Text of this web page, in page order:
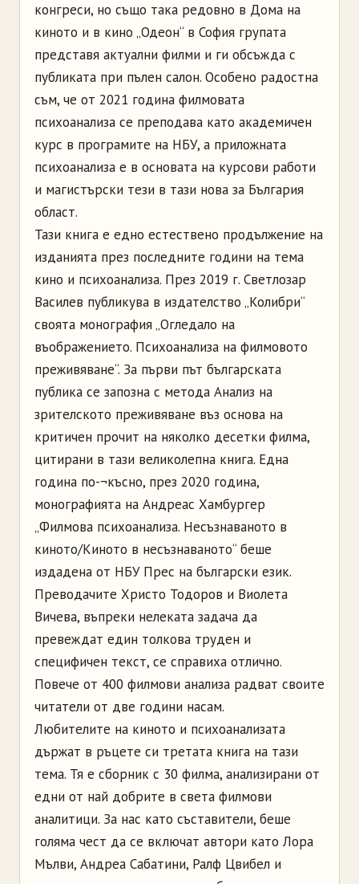
конгреси, но също така редовно в Дома на
киното и в кино „Одеон“ в София групата
представя актуални филми и ги обсъжда с
публиката при пълен салон. Особено радостна
съм, че от 2021 година филмовата
психоанализа се преподава като академичен
курс в програмите на НБУ, а приложната
психоанализа е в основата на курсови работи
и магистърски тези в тази нова за България
област.
Тази книга е едно естествено продължение на
изданията през последните години на тема
кино и психоанализа. През 2019 г. Светлозар
Василев публикува в издателство „Колибри“
своята монография „Огледало на
въображението. Психоанализа на филмовото
преживяване“. За първи път българската
публика се запозна с метода Анализ на
зрителското преживяване въз основа на
критичен прочит на няколко десетки филма,
цитирани в тази великолепна книга. Една
година по-¬късно, през 2020 година,
монографията на Андреас Хамбургер
„Филмова психоанализа. Несъзнаваното в
киното/Киното в несъзнаваното“ беше
издадена от НБУ Прес на български език.
Преводачите Христо Тодоров и Виолета
Вичева, въпреки нелеката задача да
превеждат един толкова труден и
специфичен текст, се справиха отлично.
Повече от 400 филмови анализа радват своите
читатели от две години насам.
Любителите на киното и психоанализата
държат в ръцете си третата книга на тази
тема. Тя е сборник с 30 филма, анализирани от
едни от най добрите в света филмови
аналитици. За нас като съставители, беше
голяма чест да се включат автори като Лора
Мълви, Андреа Сабатини, Ралф Цвибел и